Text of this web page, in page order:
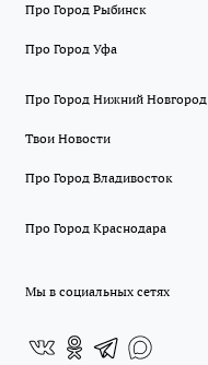
Про Город Рыбинск
Про Город Уфа
Про Город Нижний Новгород
Твои Новости
Про Город Владивосток
Про Город Краснодара
Мы в социальных сетях